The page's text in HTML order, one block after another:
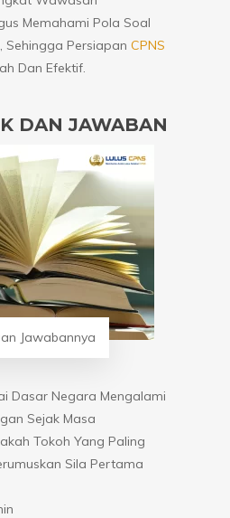
Memahami Pola Soal
Sehingga Persiapan CPNS
Dan Efektif.
DAN JAWABAN
Jawabannya
Dasar Negara Mengalami
Sejak Masa
Tokoh Yang Paling
Sila Pertama